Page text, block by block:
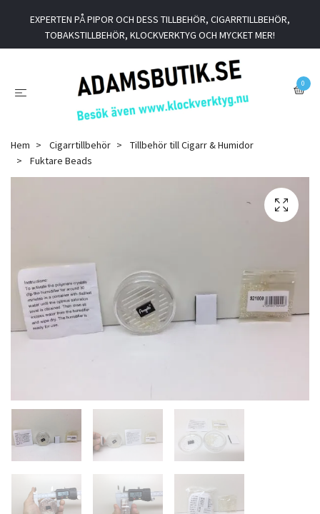
EXPERTEN PÅ PIPOR OCH DESS TILLBEHÖR, CIGARRTILLBEHÖR,
TOBAKSTILLBEHÖR, KLOCKVERKTYG OCH MYCKET MER!
0
Hem Cigarrtillbehör
Tillbehör till Cigarr & Humidor
Fuktare Beads